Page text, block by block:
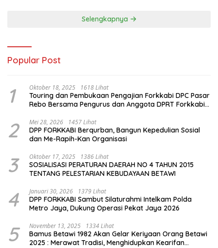
Selengkapnya
Popular Post
1 Oktober 18, 2025 1618 Lihat
Touring dan Pembukaan Pengajian Forkkabi DPC Pasar
Rebo Bersama Pengurus dan Anggota DPRT Forkkabi
2 Mei 28, 2026 1457 Lihat
DPP FORKKABI Berqurban, Bangun Kepedulian Sosial
dan Me-Rapih-Kan Organisasi
3 Oktober 17, 2025 1386 Lihat
SOSIALISASI PERATURAN DAERAH NO 4 TAHUN 2015
TENTANG PELESTARIAN KEBUDAYAAN BETAWI
4 Januari 30, 2026 1379 Lihat
DPP FORKKABI Sambut Silaturahmi Intelkam Polda
Metro Jaya, Dukung Operasi Pekat Jaya 2026
5 November 13, 2025 1334 Lihat
Bamus Betawi 1982 Akan Gelar Keriyaan Orang Betawi
2025 : Merawat Tradisi, Menghidupkan Kearifan